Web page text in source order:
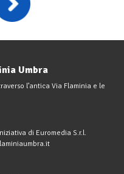
Umbra
l’antica Via Flaminia e le
di Euromedia S.r.l.